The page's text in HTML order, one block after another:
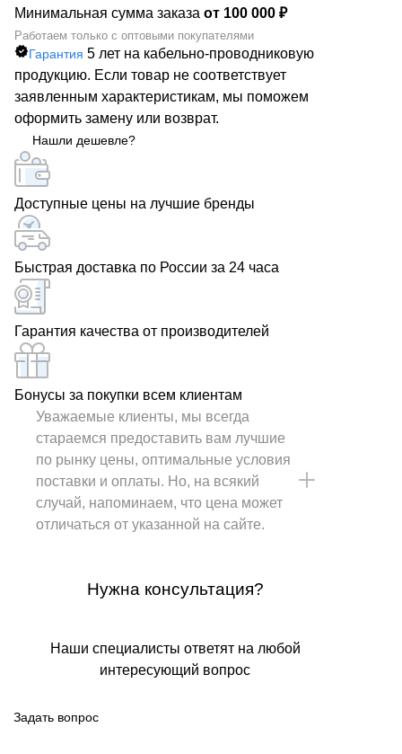
«СЕВКАБЕЛЬ», ОАО «КАМКАБЕЛЬ», ОАО «ЭКЗ».
Каталог компании насчитывает более 70000
маркоразмеров кабельно-проводниковой продукции.
Быстрая доставка кабеля ЦААПЛГ 3х70+1х50
обеспечивается большой сетью собственных складов
по всей России. РОСКАБ – ваш надежный партнер!
Минимальная сумма заказа от 100 000 ₽
Работаем только с оптовыми покупателями
Гарантия 5 лет на кабельно-проводниковую
продукцию. Если товар не соответствует
заявленным характеристикам, мы поможем
оформить замену или возврат.
Нашли дешевле?
Доступные цены на лучшие бренды
Быстрая доставка по России за 24 часа
Гарантия качества от производителей
Бонусы за покупки всем клиентам
Уважаемые клиенты, мы всегда
стараемся предоставить вам лучшие
по рынку цены, оптимальные условия
поставки и оплаты. Но, на всякий
случай, напоминаем, что цена может
отличаться от указанной на сайте.
Нужна консультация?
Наши специалисты ответят на любой
интересующий вопрос
Задать вопрос